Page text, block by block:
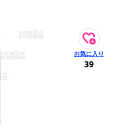
39